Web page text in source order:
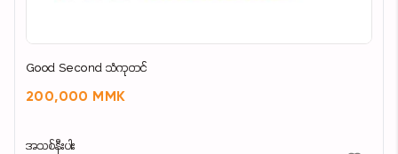
Good Second သံကုတင်
200,000 MMK
အသစ်နီးပါး